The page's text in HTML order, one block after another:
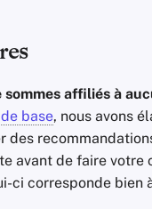
sommes affiliés à
base, nous avons
des
avant de faire votre
ci corresponde bien